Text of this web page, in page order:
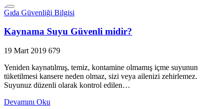
Gıda Güvenliği Bilgisi
Kaynama Suyu Güvenli midir?
19 Mart 2019 679
Yeniden kaynatılmış, temiz, kontamine olmamış içme suyunun
tüketilmesi kansere neden olmaz, sizi veya ailenizi zehirlemez.
Suyunuz düzenli olarak kontrol edilen…
Devamını Oku